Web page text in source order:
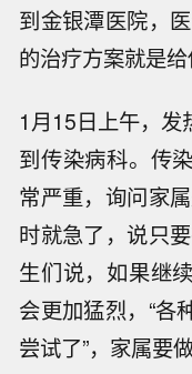
到金银潭医院，
的治疗方案就是给
1月15日上午，
到传染病科。传
常严重，询问家
时就急了，说只
生们说，如果继
会更加猛烈，“各
尝试了”，家属要